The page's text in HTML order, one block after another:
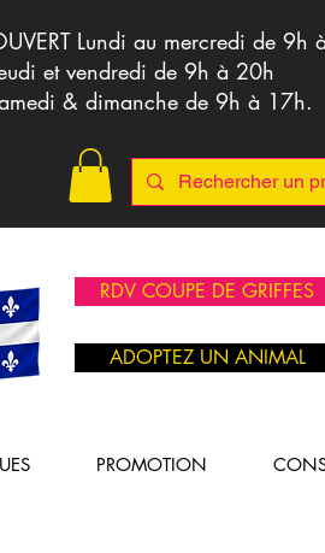
Lundi au mercredi de 9h
et vendredi de 9h à 20h
& dimanche de 9h à 17h.
RDV COUPE DE GRIFFES
ADOPTEZ UN ANIMAL
PROMOTION